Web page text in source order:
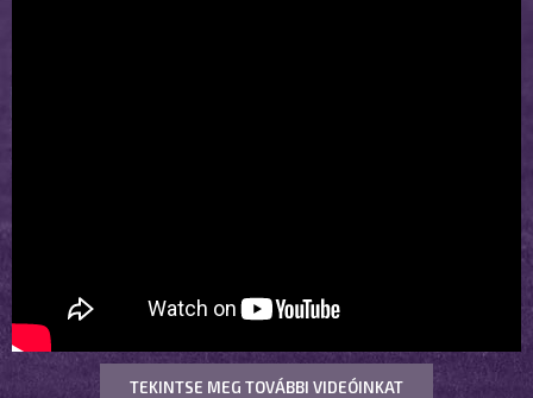
TEKINTSE MEG TOVÁBBI VIDEÓINKAT